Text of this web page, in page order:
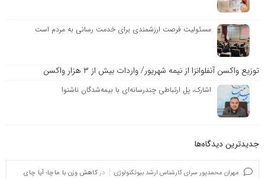
مسئولیت فرصت ارزشمندی برای خدمت رسانی به مردم است
توزیع واکسن آنفلوانزا از نیمه شهریور/ واردات بیش از ۳ هزار واکسن
اشارک، پل ارتباطی چندرسانه‌ای با بیمه‌شدگان ناشنوا
جدیدترین دیدگاه‌‌ها
مهران محمدپور سرای کارشناس ارشد بیوتکنولوژی در کاهش وزن با ماچا؛ آیا چای